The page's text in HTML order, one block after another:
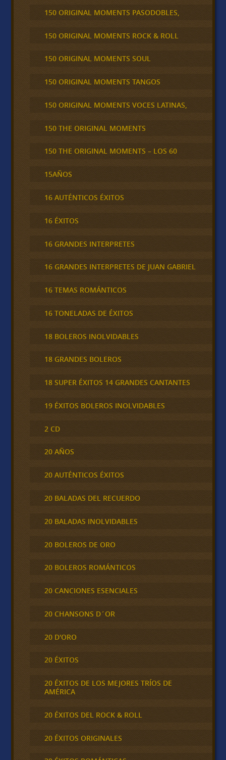
150 ORIGINAL MOMENTS PASODOBLES,
150 ORIGINAL MOMENTS ROCK & ROLL
150 ORIGINAL MOMENTS SOUL
150 ORIGINAL MOMENTS TANGOS
150 ORIGINAL MOMENTS VOCES LATINAS,
150 THE ORIGINAL MOMENTS
150 THE ORIGINAL MOMENTS – LOS 60
15AÑOS
16 AUTÉNTICOS ÉXITOS
16 ÉXITOS
16 GRANDES INTERPRETES
16 GRANDES INTERPRETES DE JUAN GABRIEL
16 TEMAS ROMÁNTICOS
16 TONELADAS DE ÉXITOS
18 BOLEROS INOLVIDABLES
18 GRANDES BOLEROS
18 SUPER ÉXITOS 14 GRANDES CANTANTES
19 ÉXITOS BOLEROS INOLVIDABLES
2 CD
20 AÑOS
20 AUTÉNTICOS ÉXITOS
20 BALADAS DEL RECUERDO
20 BALADAS INOLVIDABLES
20 BOLEROS DE ORO
20 BOLEROS ROMÁNTICOS
20 CANCIONES ESENCIALES
20 CHANSONS D´OR
20 D'ORO
20 ÉXITOS
20 ÉXITOS DE LOS MEJORES TRÍOS DE
AMÉRICA
20 ÉXITOS DEL ROCK & ROLL
20 ÉXITOS ORIGINALES